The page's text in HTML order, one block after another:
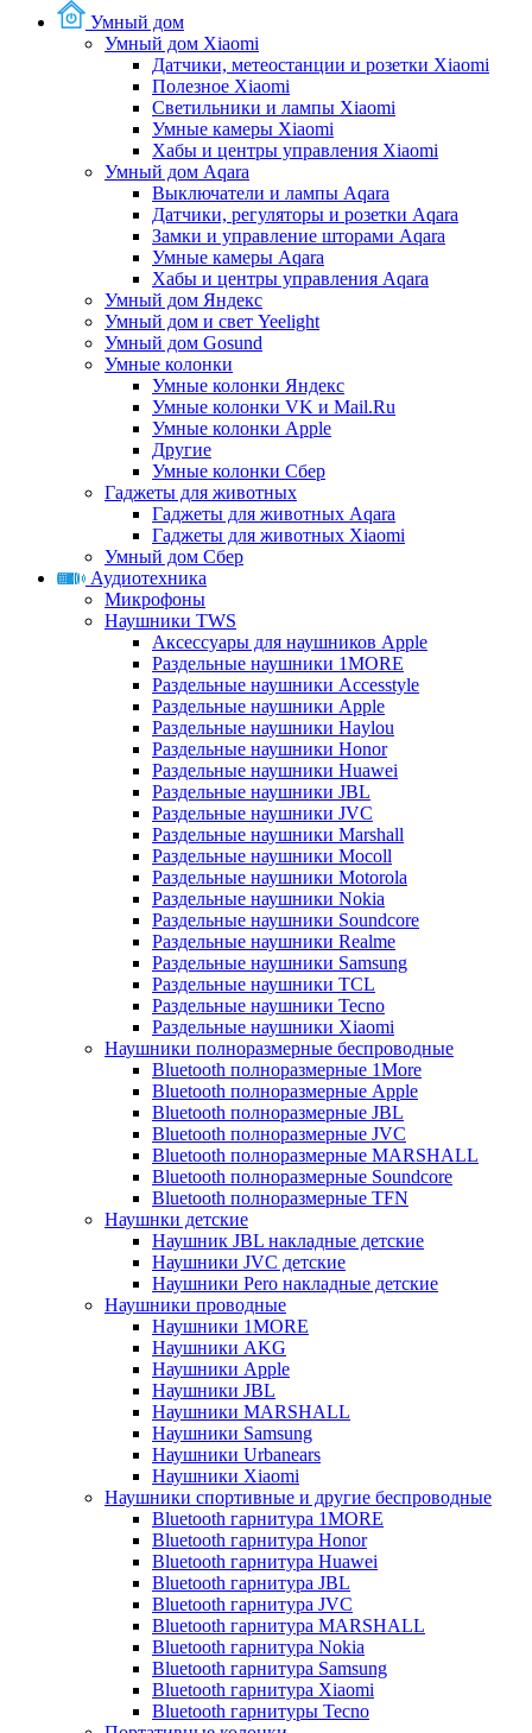
Умный дом
Умный дом Xiaomi
Датчики, метеостанции и розетки Xiaomi
Полезное Xiaomi
Светильники и лампы Xiaomi
Умные камеры Xiaomi
Хабы и центры управления Xiaomi
Умный дом Aqara
Выключатели и лампы Aqara
Датчики, регуляторы и розетки Aqara
Замки и управление шторами Aqara
Умные камеры Aqara
Хабы и центры управления Aqara
Умный дом Яндекс
Умный дом и свет Yeelight
Умный дом Gosund
Умные колонки
Умные колонки Яндекс
Умные колонки VK и Mail.Ru
Умные колонки Apple
Другие
Умные колонки Сбер
Гаджеты для животных
Гаджеты для животных Aqara
Гаджеты для животных Xiaomi
Умный дом Сбер
Аудиотехника
Микрофоны
Наушники TWS
Аксессуары для наушников Apple
Раздельные наушники 1MORE
Раздельные наушники Accesstyle
Раздельные наушники Apple
Раздельные наушники Haylou
Раздельные наушники Honor
Раздельные наушники Huawei
Раздельные наушники JBL
Раздельные наушники JVC
Раздельные наушники Marshall
Раздельные наушники Mocoll
Раздельные наушники Motorola
Раздельные наушники Nokia
Раздельные наушники Soundcore
Раздельные наушники Realme
Раздельные наушники Samsung
Раздельные наушники TCL
Раздельные наушники Tecno
Раздельные наушники Xiaomi
Наушники полноразмерные беспроводные
Bluetooth полноразмерные 1More
Bluetooth полноразмерные Apple
Bluetooth полноразмерные JBL
Bluetooth полноразмерные JVC
Bluetooth полноразмерные MARSHALL
Bluetooth полноразмерные Soundcore
Bluetooth полноразмерные TFN
Наушнки детские
Наушник JBL накладные детские
Наушники JVC детские
Наушники Pero накладные детские
Наушники проводные
Наушники 1MORE
Наушники AKG
Наушники Apple
Наушники JBL
Наушники MARSHALL
Наушники Samsung
Наушники Urbanears
Наушники Xiaomi
Наушники спортивные и другие беспроводные
Bluetooth гарнитура 1MORE
Bluetooth гарнитура Honor
Bluetooth гарнитура Huawei
Bluetooth гарнитура JBL
Bluetooth гарнитура JVC
Bluetooth гарнитура MARSHALL
Bluetooth гарнитура Nokia
Bluetooth гарнитура Samsung
Bluetooth гарнитура Xiaomi
Bluetooth гарнитуры Tecno